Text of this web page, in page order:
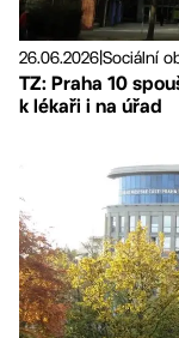
26.06.2026Sociální
TZ: Praha 10
k lékaři i na úřad